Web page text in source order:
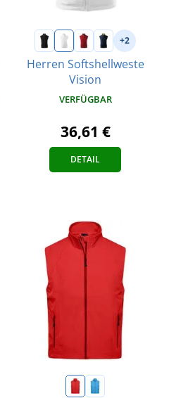
+2
Herren Softshellweste
Vision
VERFÜGBAR
36,61 €
DETAIL